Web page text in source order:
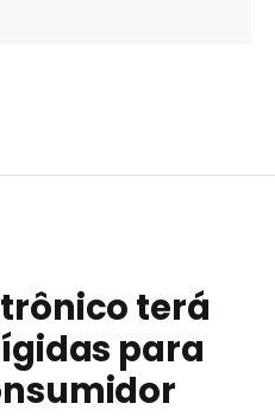
terá
para